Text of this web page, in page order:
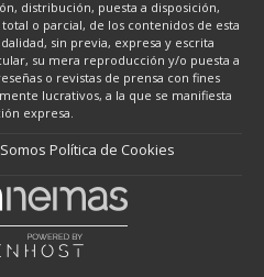
distribución, puesta a disposición,
o parcial, de los contenidos de esta
sin previa, expresa y escrita
su mera reproducción y/o puesta a
o revistas de prensa con fines
lucrativos, a la que se manifiesta
expresa.
Política de Cookies